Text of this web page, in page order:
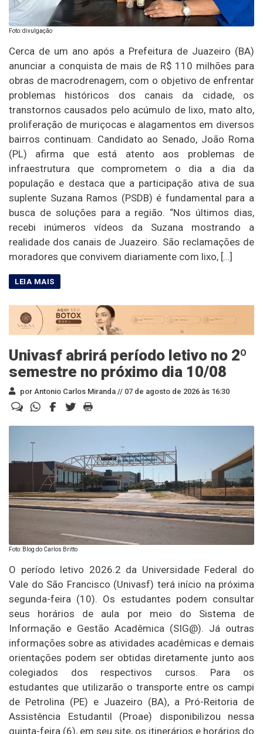
Foto: divulgação
Cerca de um ano após a Prefeitura de Juazeiro (BA)
anunciar a conquista de mais de R$ 110 milhões para
obras de macrodrenagem, com o objetivo de enfrentar
problemas históricos dos canais da cidade, os
transtornos causados pelo acúmulo de lixo, mato alto,
proliferação de muriçocas e alagamentos em diversos
bairros continuam. Candidato ao Senado, João Roma
(PL) afirma que está atento aos problemas de
infraestrutura que comprometem o dia a dia da
população e destaca que a participação ativa de sua
suplente Suzana Ramos (PSDB) é fundamental para a
busca de soluções para a região. “Nos últimos dias,
recebi inúmeros vídeos da Suzana mostrando a
realidade dos canais de Juazeiro. São reclamações de
moradores que convivem diariamente com lixo, […]
Univasf abrirá período letivo no 2º
semestre no próximo dia 10/08
por Antonio Carlos Miranda // 07 de agosto de 2026 às 16:30
Foto: Blog do Carlos Britto
O período letivo 2026.2 da Universidade Federal do
Vale do São Francisco (Univasf) terá início na próxima
segunda-feira (10). Os estudantes podem consultar
seus horários de aula por meio do Sistema de
Informação e Gestão Acadêmica (SIG@). Já outras
informações sobre as atividades acadêmicas e demais
orientações podem ser obtidas diretamente junto aos
colegiados dos respectivos cursos. Para os
estudantes que utilizarão o transporte entre os campi
de Petrolina (PE) e Juazeiro (BA), a Pró-Reitoria de
Assistência Estudantil (Proae) disponibilizou nessa
quinta-feira (6), em seu site, os itinerários e horários do